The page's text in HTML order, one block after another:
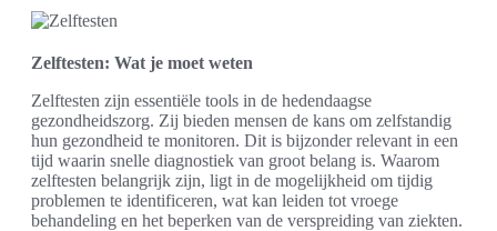
Zelftesten: Wat je moet weten
Zelftesten zijn essentiële tools in de hedendaagse
gezondheidszorg. Zij bieden mensen de kans om zelfstandig
hun gezondheid te monitoren. Dit is bijzonder relevant in een
tijd waarin snelle diagnostiek van groot belang is. Waarom
zelftesten belangrijk zijn, ligt in de mogelijkheid om tijdig
problemen te identificeren, wat kan leiden tot vroege
behandeling en het beperken van de verspreiding van ziekten.